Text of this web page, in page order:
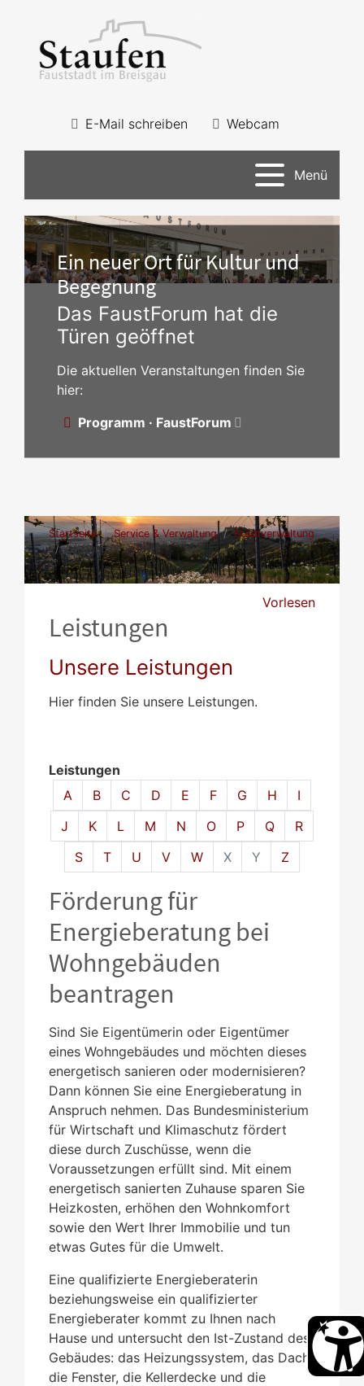
E-Mail schreiben Webcam
Menü
Ein neuer Ort für Kultur und
Begegnung
Das FaustForum hat die
Türen geöffnet
Die aktuellen Veranstaltungen finden Sie
hier:
Programm · FaustForum
Startseite Service & Verwaltung
Stadtverwaltung
Leistungen
Vorlesen
Leistungen
Unsere Leistungen
Hier finden Sie unsere Leistungen.
Leistungen
Alphabetisches Register überspringen
A B C D E F G H
I
J
K L M N O P Q
R
S
T U V W X Y Z
Förderung für
Energieberatung bei
Wohngebäuden
beantragen
Sind Sie Eigentümerin oder Eigentümer
eines Wohngebäudes und möchten dieses
energetisch sanieren oder modernisieren?
Dann können Sie eine Energieberatung in
Anspruch nehmen. Das Bundesministerium
für Wirtschaft und Klimaschutz fördert
diese durch Zuschüsse, wenn die
Voraussetzungen erfüllt sind. Mit einem
energetisch sanierten Zuhause sparen Sie
Heizkosten, erhöhen den Wohnkomfort
sowie den Wert Ihrer Immobilie und tun
etwas Gutes für die Umwelt.
Eine qualifizierte Energieberaterin
beziehungsweise ein qualifizierter
Energieberater kommt zu Ihnen nach
Hause und untersucht den Ist-Zustand des
Gebäudes: das Heizungssystem, das Dach,
die Fenster, die Kellerdecke und die